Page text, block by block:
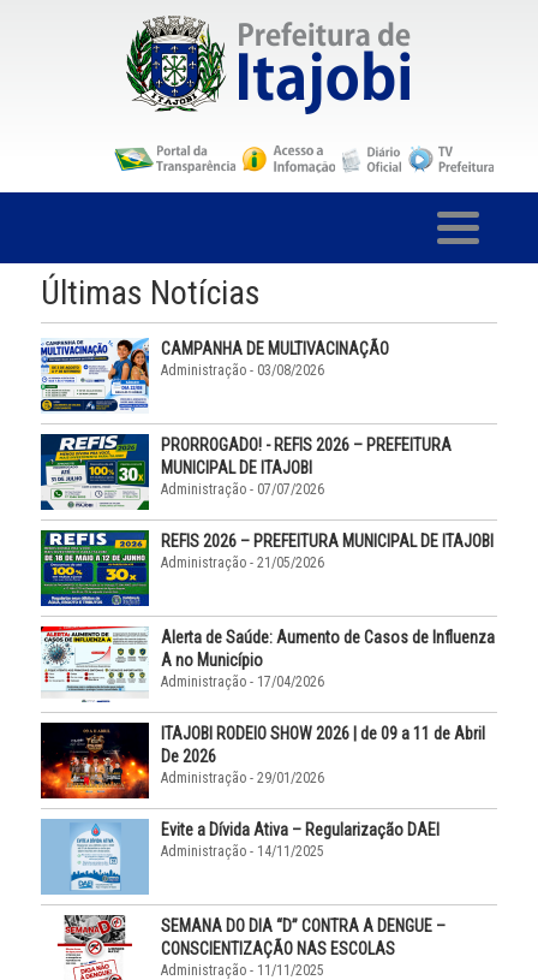
Últimas Notícias
CAMPANHA DE MULTIVACINAÇÃO
Administração - 03/08/2026
PRORROGADO! - REFIS 2026 – PREFEITURA
MUNICIPAL DE ITAJOBI
Administração - 07/07/2026
REFIS 2026 – PREFEITURA MUNICIPAL DE ITAJOBI
Administração - 21/05/2026
Alerta de Saúde: Aumento de Casos de Influenza
A no Município
Administração - 17/04/2026
ITAJOBI RODEIO SHOW 2026 | de 09 a 11 de Abril
De 2026
Administração - 29/01/2026
Evite a Dívida Ativa – Regularização DAEI
Administração - 14/11/2025
SEMANA DO DIA “D” CONTRA A DENGUE –
CONSCIENTIZAÇÃO NAS ESCOLAS
Administração - 11/11/2025